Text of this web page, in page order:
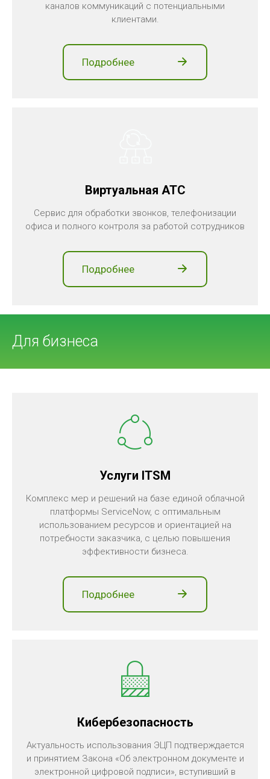
каналов коммуникаций с потенциальными
клиентами.
Подробнее
Виртуальная АТС
Сервис для обработки звонков, телефонизации
офиса и полного контроля за работой сотрудников
Подробнее
Для бизнеса
Услуги ITSM
Комплекс мер и решений на базе единой облачной
платформы ServiceNow, с оптимальным
использованием ресурсов и ориентацией на
потребности заказчика, с целью повышения
эффективности бизнеса.
Подробнее
Кибербезопасность
Актуальность использования ЭЦП подтверждается
и принятием Закона «Об электронном документе и
электронной цифровой подписи», вступивший в